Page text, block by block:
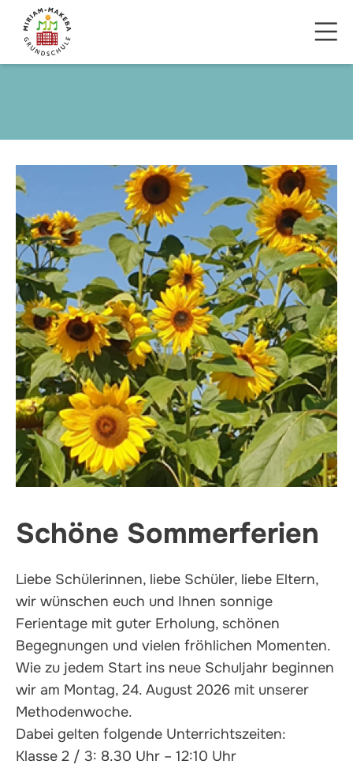
Schöne Sommerferien
Liebe Schülerinnen, liebe Schüler, liebe Eltern,
wir wünschen euch und Ihnen sonnige
Ferientage mit guter Erholung, schönen
Begegnungen und vielen fröhlichen Momenten.
Wie zu jedem Start ins neue Schuljahr beginnen
wir am Montag, 24. August 2026 mit unserer
Methodenwoche.
Dabei gelten folgende Unterrichtszeiten:
Klasse 2 / 3: 8.30 Uhr – 12:10 Uhr